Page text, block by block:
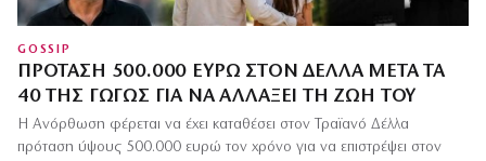
GOSSIP
ΠΡΌΤΑΣΗ 500.000 ΕΥΡΏ ΣΤΟΝ ΔΈΛΛΑ ΜΕΤΆ ΤΑ
40 ΤΗΣ ΓΩΓΏΣ ΓΙΑ ΝΑ ΑΛΛΆΞΕΙ ΤΗ ΖΩΉ ΤΟΥ
Η Ανόρθωση φέρεται να έχει καταθέσει στον Τραϊανό Δέλλα
πρόταση ύψους 500.000 ευρώ τον χρόνο για να επιστρέψει στον